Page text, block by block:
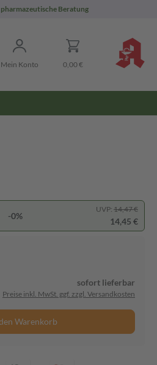
pharmazeutische Beratung
Mein Konto 0,00 €
-0%
UVP: 14,47 €
14,45 €
sofort lieferbar
Preise inkl. MwSt. ggf. zzgl. Versandkosten
Warenkorb